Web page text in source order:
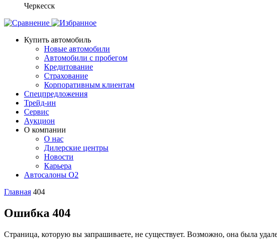
Черкесск
Купить автомобиль
Новые автомобили
Автомобили с пробегом
Кредитование
Страхование
Корпоративным клиентам
Спецпредложения
Трейд-ин
Сервис
Аукцион
О компании
О нас
Дилерские центры
Новости
Карьера
Автосалоны O2
Главная 404
Ошибка 404
Страница, которую вы запрашиваете, не существует. Возможно, она была